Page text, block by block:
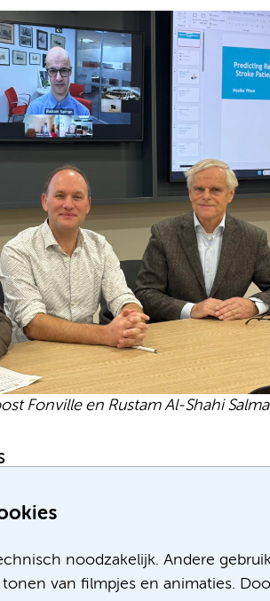
noodzakelijk. Andere
van filmpjes en animaties.
Fonville en Rustam Al-Shahi
Arthur Fonville Fonds - Doneer
te maken voor patiënten.